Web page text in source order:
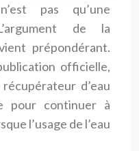
pas qu’une
de la
prépondérant.
officielle,
d’eau
pour continuer à
l’usage de l’eau